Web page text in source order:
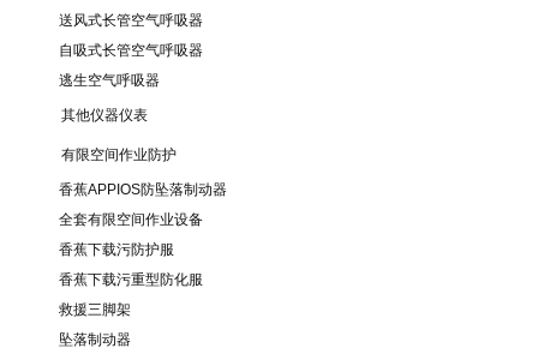
送风式长管空气呼吸器
自吸式长管空气呼吸器
逃生空气呼吸器
其他仪器仪表
有限空间作业防护
香蕉APPIOS防坠落制动器
全套有限空间作业设备
香蕉下载污防护服
香蕉下载污重型防化服
救援三脚架
坠落制动器